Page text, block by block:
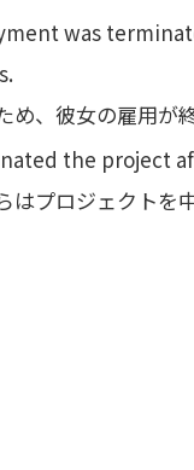
was
め、彼女の雇用が
the project
はプロジェクトを